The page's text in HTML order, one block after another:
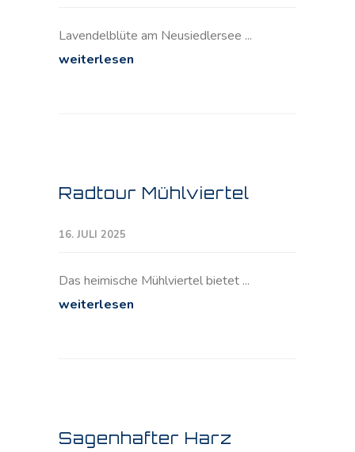
Lavendelblüte am Neusiedlersee ...
weiterlesen
Radtour Mühlviertel
16. JULI 2025
Das heimische Mühlviertel bietet ...
weiterlesen
Sagenhafter Harz